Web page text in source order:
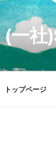
(一社
トップページ